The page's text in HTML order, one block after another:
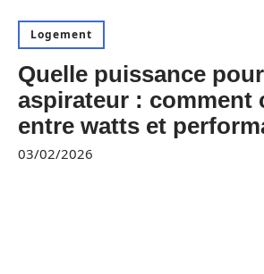
Logement
Quelle puissance
aspirateur : comment
entre watts et
03/02/2026